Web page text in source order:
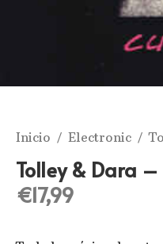
Inicio / Electronic /
Tolley & Dara
€17,99